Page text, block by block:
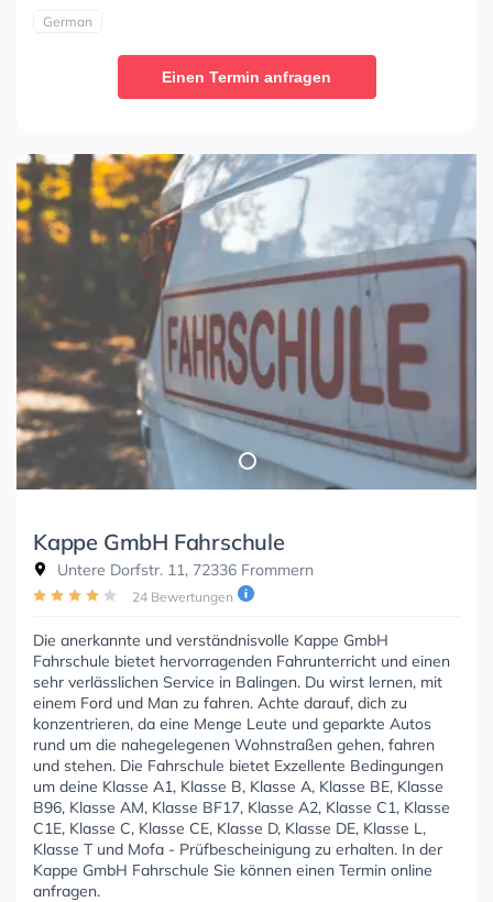
German
Einen Termin anfragen
Kappe GmbH Fahrschule
Untere Dorfstr. 11, 72336 Frommern
24 Bewertungen
Die anerkannte und verständnisvolle Kappe GmbH
Fahrschule bietet hervorragenden Fahrunterricht und einen
sehr verlässlichen Service in Balingen. Du wirst lernen, mit
einem Ford und Man zu fahren. Achte darauf, dich zu
konzentrieren, da eine Menge Leute und geparkte Autos
rund um die nahegelegenen Wohnstraßen gehen, fahren
und stehen. Die Fahrschule bietet Exzellente Bedingungen
um deine Klasse A1, Klasse B, Klasse A, Klasse BE, Klasse
B96, Klasse AM, Klasse BF17, Klasse A2, Klasse C1, Klasse
C1E, Klasse C, Klasse CE, Klasse D, Klasse DE, Klasse L,
Klasse T und Mofa - Prüfbescheinigung zu erhalten. In der
Kappe GmbH Fahrschule Sie können einen Termin online
anfragen.